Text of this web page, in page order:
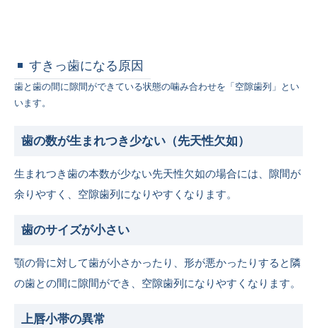
すきっ歯になる原因
歯と歯の間に隙間ができている状態の噛み合わせを「空隙歯列」とい
います。
歯の数が生まれつき少ない（先天性欠如）
生まれつき歯の本数が少ない先天性欠如の場合には、隙間が
余りやすく、空隙歯列になりやすくなります。
歯のサイズが小さい
顎の骨に対して歯が小さかったり、形が悪かったりすると隣
の歯との間に隙間ができ、空隙歯列になりやすくなります。
上唇小帯の異常